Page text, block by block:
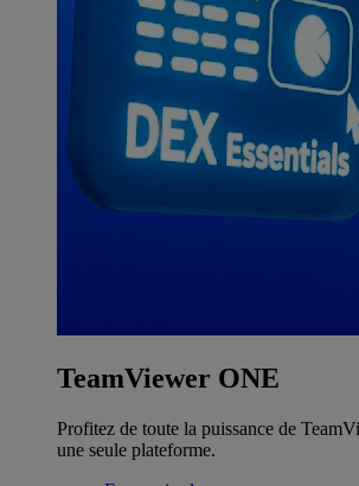
TeamViewer ONE
Profitez de toute la puissance de
une seule plateforme.